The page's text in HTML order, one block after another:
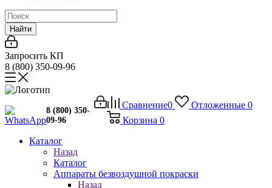
Найти
Запросить КП
8 (800) 350-09-96
Сравнение0 Отложенные 0
Корзина 0
8 (800) 350-
09-96
Каталог
Назад
Каталог
Аппараты безвоздушной покраски
Назад